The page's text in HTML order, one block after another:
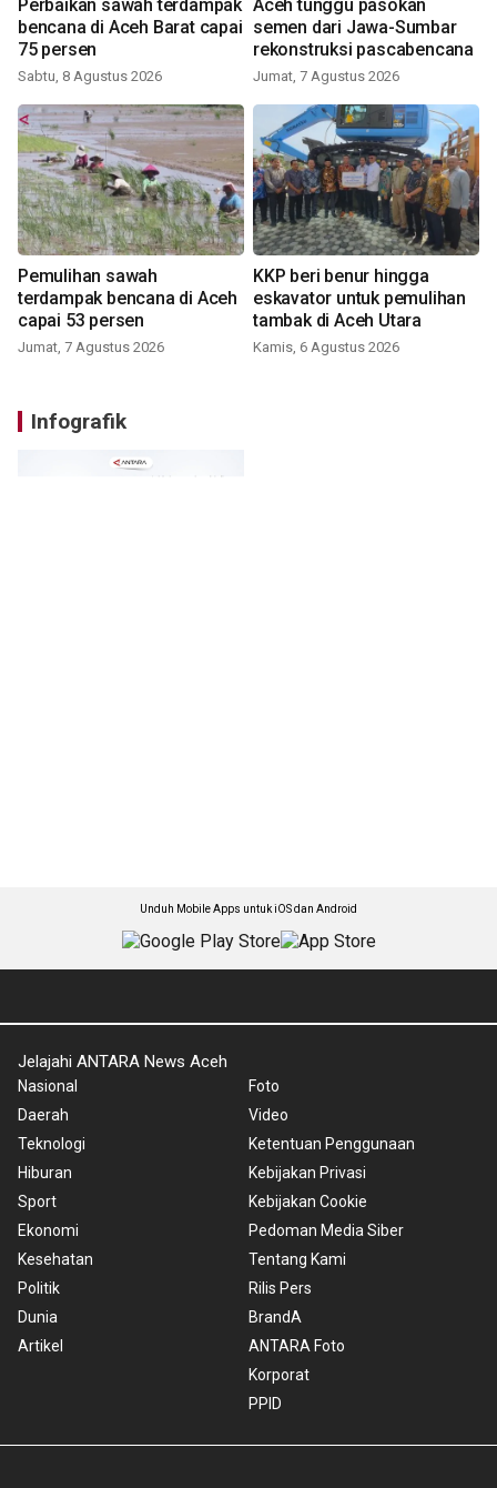
Perbaikan sawah terdampak
bencana di Aceh Barat capai
75 persen
Sabtu, 8 Agustus 2026
Aceh tunggu pasokan
semen dari Jawa-Sumbar
rekonstruksi pascabencana
Jumat, 7 Agustus 2026
Pemulihan sawah
terdampak bencana di Aceh
capai 53 persen
Jumat, 7 Agustus 2026
KKP beri benur hingga
eskavator untuk pemulihan
tambak di Aceh Utara
Kamis, 6 Agustus 2026
Infografik
Unduh Mobile Apps untuk iOS dan Android
Jelajahi ANTARA News Aceh
Nasional
Daerah
Teknologi
Hiburan
Sport
Ekonomi
Kesehatan
Politik
Dunia
Artikel
Foto
Video
Ketentuan Penggunaan
Kebijakan Privasi
Kebijakan Cookie
Pedoman Media Siber
Tentang Kami
Rilis Pers
BrandA
ANTARA Foto
Korporat
PPID